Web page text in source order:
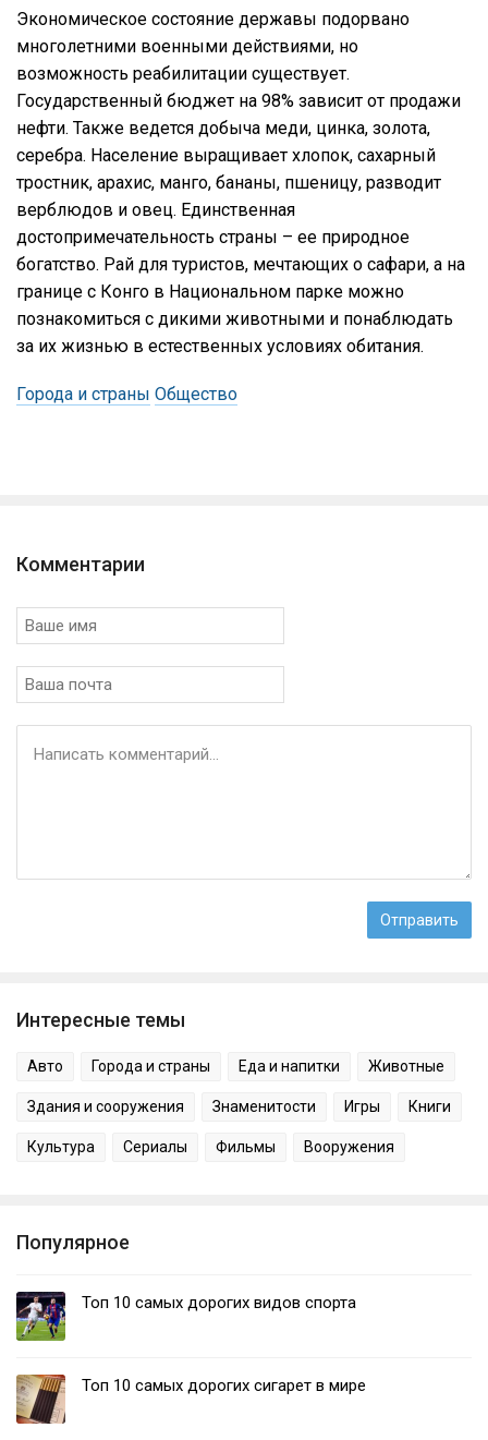
Экономическое состояние державы подорвано
многолетними военными действиями, но
возможность реабилитации существует.
Государственный бюджет на 98% зависит от продажи
нефти. Также ведется добыча меди, цинка, золота,
серебра. Население выращивает хлопок, сахарный
тростник, арахис, манго, бананы, пшеницу, разводит
верблюдов и овец. Единственная
достопримечательность страны – ее природное
богатство. Рай для туристов, мечтающих о сафари, а на
границе с Конго в Национальном парке можно
познакомиться с дикими животными и понаблюдать
за их жизнью в естественных условиях обитания.
Города и страны Общество
Комментарии
Интересные темы
Авто Города и страны Еда и напитки Животные
Здания и сооружения Знаменитости Игры Книги
Культура Сериалы Фильмы Вооружения
Популярное
Топ 10 самых дорогих видов спорта
Топ 10 самых дорогих сигарет в мире